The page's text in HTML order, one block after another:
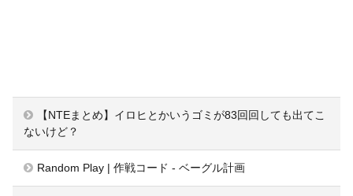
【NTEまとめ】イロヒとかいうゴミが83回回しても出てこ
ないけど？
Random Play | 作戦コード - ベーグル計画